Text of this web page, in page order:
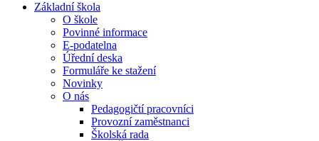
Základní škola
O škole
Povinné informace
E-podatelna
Úřední deska
Formuláře ke stažení
Novinky
O nás
Pedagogičtí pracovníci
Provozní zaměstnanci
Školská rada